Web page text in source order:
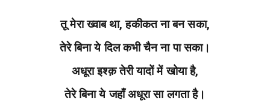
तू मेरा ख्वाब था, हकीकत ना बन सका,
तेरे बिना ये दिल कभी चैन ना पा सका।
अधूरा इश्क़ तेरी यादों में खोया है,
तेरे बिना ये जहाँ अधूरा सा लगता है।